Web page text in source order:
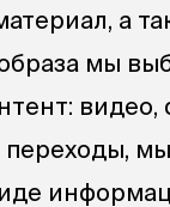
а
мы
видео,